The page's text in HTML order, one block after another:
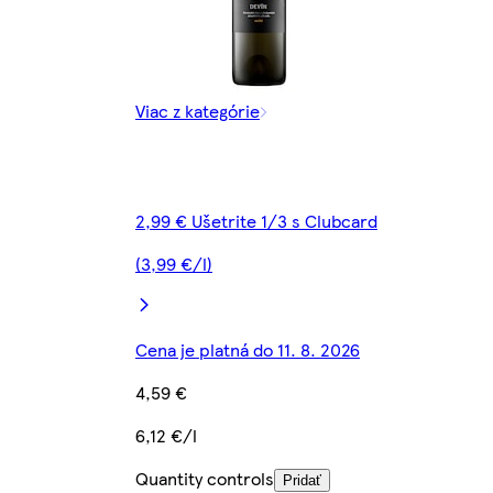
Viac z kategórie
2,99 € Ušetrite 1/3 s Clubcard
(3,99 €/l)
Cena je platná do 11. 8. 2026
4,59 €
6,12 €/l
Quantity controls
Pridať